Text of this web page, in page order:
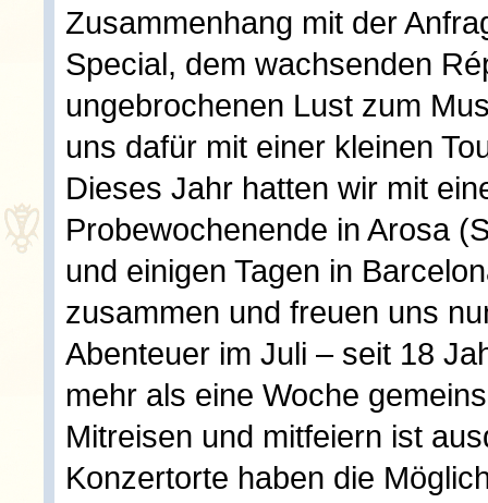
Zusammenhang mit der
Special, dem wachsenden
ungebrochenen Lust zum
uns dafür mit einer kleinen
Dieses Jahr hatten wir mit
Probewochenende in Arosa
und einigen Tagen in
zusammen und freuen uns
Abenteuer im Juli – seit 18
mehr als eine Woche
Mitreisen und mitfeiern ist
Konzertorte haben die